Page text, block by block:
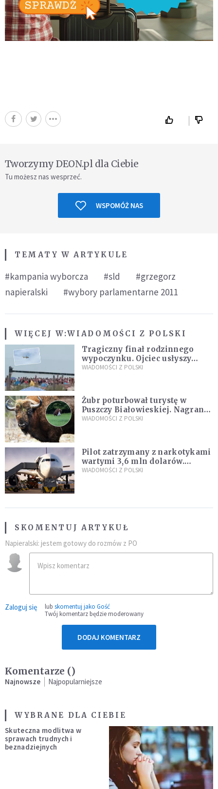
Tworzymy DEON.pl dla Ciebie
Tu możesz nas wesprzeć.
WSPOMÓŻ NAS
TEMATY W ARTYKULE
#kampania wyborcza #sld
#grzegorz
napieralski
#wybory parlamentarne 2011
WIĘCEJ W:WIADOMOŚCI Z POLSKI
Tragiczny finał rodzinnego
wypoczynku. Ojciec usłyszy
zarzuty
WIADOMOŚCI Z POLSKI
Żubr poturbował turystę w
Puszczy Białowieskiej. Nagranie
daje do myślenia
WIADOMOŚCI Z POLSKI
Pilot zatrzymany z narkotykami
wartymi 3,6 mln dolarów.
Śledczy podejrzewają, że latał
WIADOMOŚCI Z POLSKI
SKOMENTUJ ARTYKUŁ
Napieralski: jestem gotowy do rozmów z PO
Zaloguj się lub skomentuj jako Gość
Twój komentarz będzie moderowany
DODAJ KOMENTARZ
Komentarze ()
Najnowsze Najpopularniejsze
WYBRANE DLA CIEBIE
Skuteczna modlitwa w
sprawach trudnych i
beznadziejnych